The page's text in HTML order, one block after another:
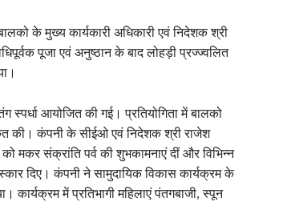
के मुख्य कार्यकारी अधिकारी एवं निदेशक श्री
पूजा एवं अनुष्ठान के बाद लोहड़ी प्रज्ज्वलित
आयोजित की गई। प्रतियोगिता में बालको
की। कंपनी के सीईओ एवं निदेशक श्री राजेश
मकर संक्रांति पर्व की शुभकामनाएं दीं और विभिन्न
दिए। कंपनी ने सामुदायिक विकास कार्यक्रम के
में प्रतिभागी महिलाएं पंतगबाजी, स्पून